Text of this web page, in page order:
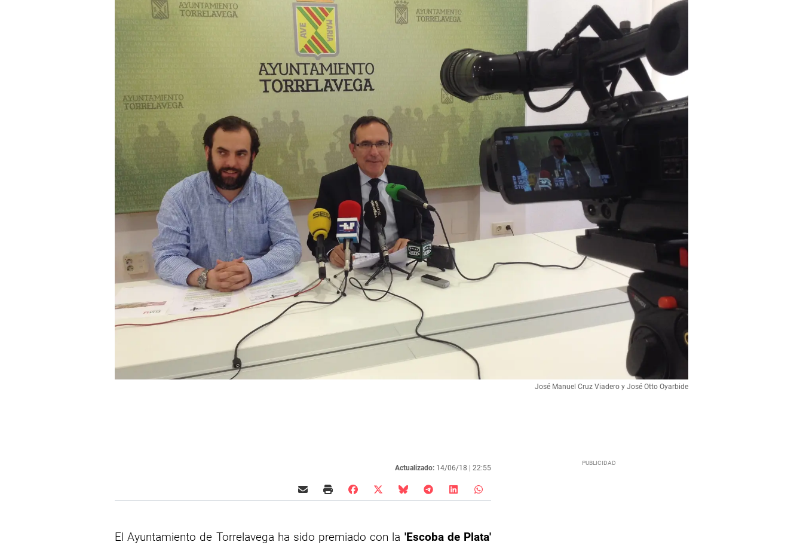
José Manuel Cruz Viadero y José Otto Oyarbide
Actualizado: 14/06/18 | 22:55
El Ayuntamiento de Torrelavega ha sido premiado con la 'Escoba de Plata'